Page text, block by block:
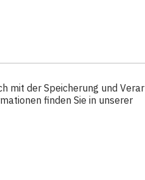
mit der Speicherung und
finden Sie in unserer